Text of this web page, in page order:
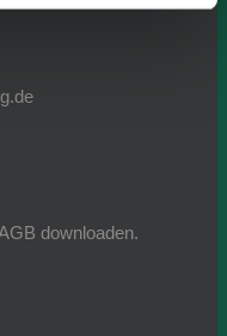
downloaden.